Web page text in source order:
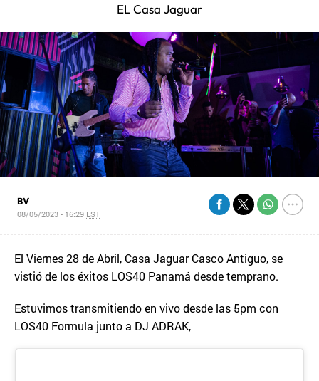
EL Casa Jaguar
BV
08/05/2023 - 16:29 EST
El Viernes 28 de Abril, Casa Jaguar Casco Antiguo, se
vistió de los éxitos LOS40 Panamá desde temprano.
Estuvimos transmitiendo en vivo desde las 5pm con
LOS40 Formula junto a DJ ADRAK,